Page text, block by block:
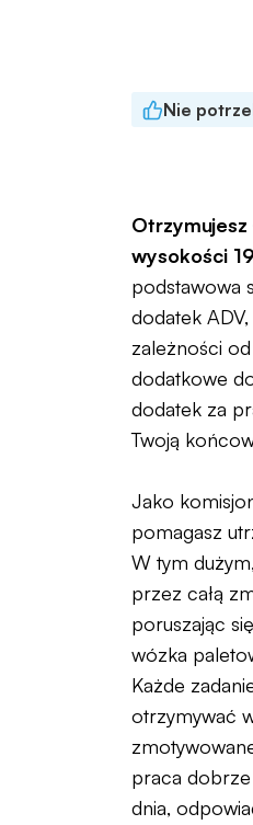
Nie
wysokości
podstawowa
dodatek
zależności
dodatkowe
dodatek za
Twoją
Jako
pomagasz
W tym
przez całą
poruszając
wózka
Każde
otrzymywać
praca
dnia,